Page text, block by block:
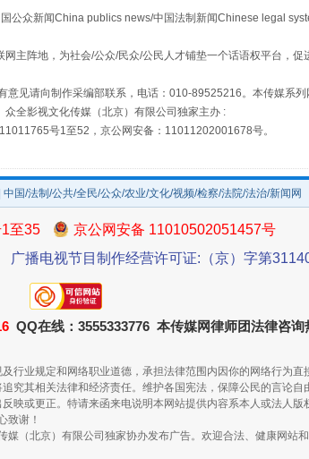
事关残疾人未来5年
规模最大的光氢储一体化项目
公众新闻China publics news/中国法制新闻Chinese legal
主阵地，为社会/公众/民众/公民人才铺垫一个话语权平台，促
见请向制作采编部联系，电话：010-89525216。本传媒系
全影视文化传媒（北京）有限公司独家主办 :
号1至52，京公网安备：11011202001678号。
| 中国/法制/公共/全民/公众/农业/文化/视频/检察/法院/法治/新闻网
至35
京公网安备 11010502051457号
广播电视节目制作经营许可证:（京）字第
QQ在线：3555333776 本传媒网律师团法律咨询
行业规定和网络职业道德，承担法律范围内因你的网络行为直
究其相关法律和经济责任。维护各国宪法，保障公民的言论
映或更正。特请来函来电说明本网站提供内容系本人或法人
致谢！
（北京）有限公司独家协办发布广告。欢迎合法、健康网站